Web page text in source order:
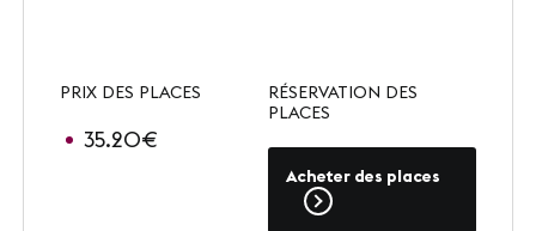
PRIX DES PLACES
35.20€
RÉSERVATION DES
PLACES
Acheter des places